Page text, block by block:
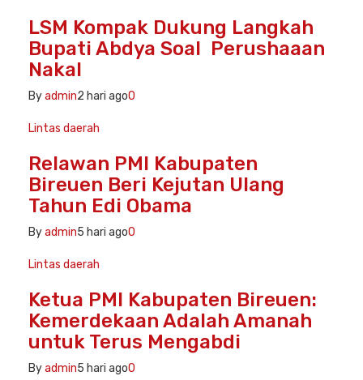
LSM Kompak Dukung Langkah
Bupati Abdya Soal Perushaaan
Nakal
Byadmin2 hari ago0
Lintas daerah
Relawan PMI Kabupaten
Bireuen Beri Kejutan Ulang
Tahun Edi Obama
Byadmin5 hari ago0
Lintas daerah
Ketua PMI Kabupaten Bireuen:
Kemerdekaan Adalah Amanah
untuk Terus Mengabdi
Byadmin5 hari ago0